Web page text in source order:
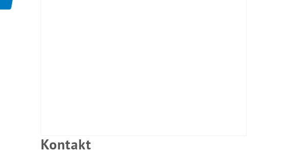
Kontakt